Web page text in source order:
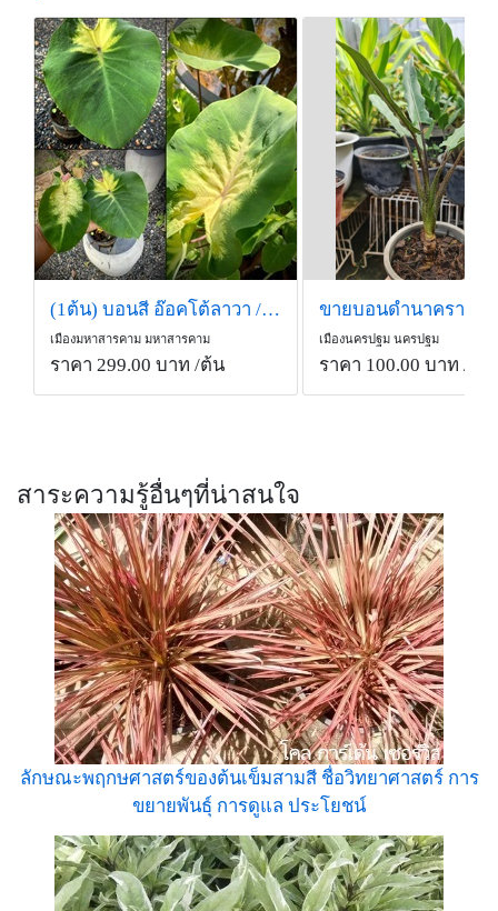
(1ต้น) บอนสี อ๊อคโต้ลาวา / จอมพล กระถาง 6 นิ้ว ก
เมืองมหาสารคาม มหาสารคาม
ราคา 299.00 บาท /ต้น
เมืองนครปฐม นครปฐม
ราคา 100.00 บาท /กร
สาระความรู้อื่นๆที่น่าสนใจ
ลักษณะพฤกษศาสตร์ของต้นเข็มสามสี ชื่อวิทยาศาสตร์ การ
ขยายพันธุ์ การดูแล ประโยชน์